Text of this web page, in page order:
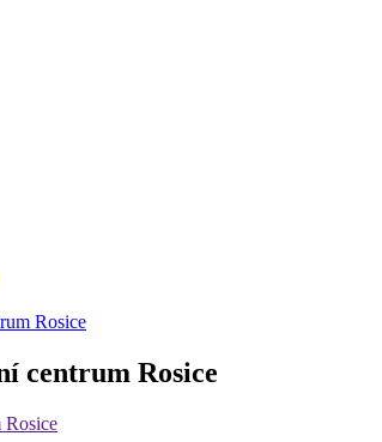
Rosice
centrum Rosice